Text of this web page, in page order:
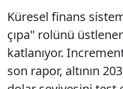
Küresel finans
çıpa" rolünü
katlanıyor.
son rapor, altının